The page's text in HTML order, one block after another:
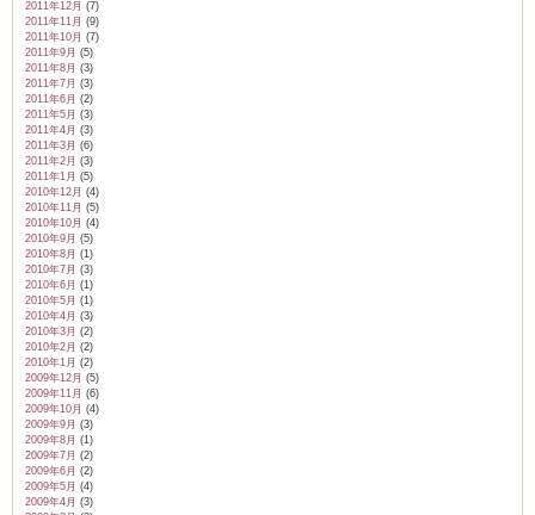
2011年12月 (7)
2011年11月 (9)
2011年10月 (7)
2011年9月 (5)
2011年8月 (3)
2011年7月 (3)
2011年6月 (2)
2011年5月 (3)
2011年4月 (3)
2011年3月 (6)
2011年2月 (3)
2011年1月 (5)
2010年12月 (4)
2010年11月 (5)
2010年10月 (4)
2010年9月 (5)
2010年8月 (1)
2010年7月 (3)
2010年6月 (1)
2010年5月 (1)
2010年4月 (3)
2010年3月 (2)
2010年2月 (2)
2010年1月 (2)
2009年12月 (5)
2009年11月 (6)
2009年10月 (4)
2009年9月 (3)
2009年8月 (1)
2009年7月 (2)
2009年6月 (2)
2009年5月 (4)
2009年4月 (3)